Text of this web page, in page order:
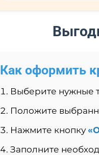
Как оформить
Выберите нужные
Положите
Нажмите кнопку
Заполните